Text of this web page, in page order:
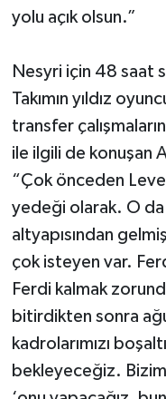
yolu açık olsun.”
Nesyri için 48 saat
Takımın yıldız
transfer
ile ilgili de konuşan
“Çok önceden
yedeği olarak. O
altyapısından
çok isteyen var.
Ferdi kalmak
bitirdikten sonra
kadrolarımızı
bekleyeceğiz.